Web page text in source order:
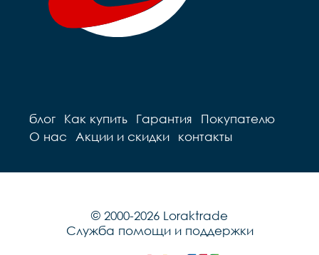
блог Как купить Гарантия
Покупателю
О нас
Акции и скидки контакты
© 2000-2026 Loraktrade
Служба помощи и поддержки